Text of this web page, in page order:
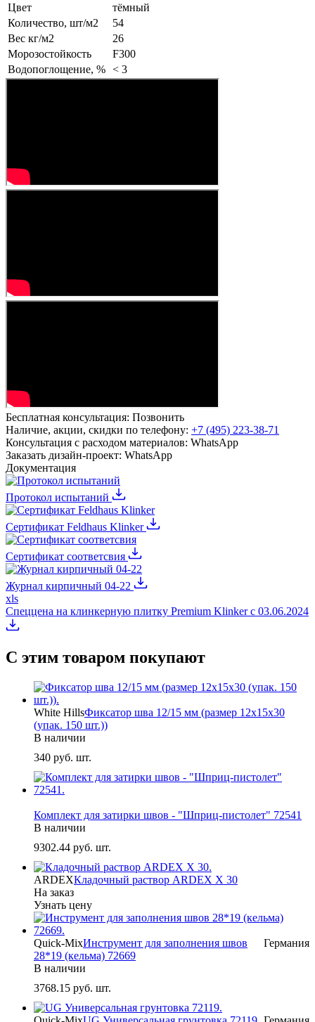
Цвет
тёмный
Количество, шт/м2
54
Вес кг/м2
26
Морозостойкость
F300
Водопоглощение, % < 3
Бесплатная консультация: Позвонить
Наличие, акции, скидки по телефону: +7 (495) 223-38-71
Консультация с расходом материалов: WhatsApp
Заказать дизайн-проект: WhatsApp
Документация
Протокол испытаний
Сертификат Feldhaus Klinker
Сертификат соответсвия
Журнал кирпичный 04-22
xls
Спеццена на клинкерную плитку Premium Klinker с 03.06.2024
С этим товаром покупают
White HillsФиксатор шва 12/15 мм (размер 12х15х30
(упак. 150 шт.))
В наличии
340 руб. шт.
Комплект для затирки швов - "Шприц-пистолет" 72541
В наличии
9302.44 руб. шт.
ARDEXКладочный раствор ARDEX X 30
На заказ
Узнать цену
Quick-Mix Германия
Инструмент для заполнения швов
28*19 (кельма) 72669
В наличии
3768.15 руб. шт.